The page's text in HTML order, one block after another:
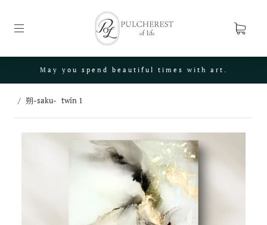
May you spend beautiful times with art.
/ 朔-saku- twin 1